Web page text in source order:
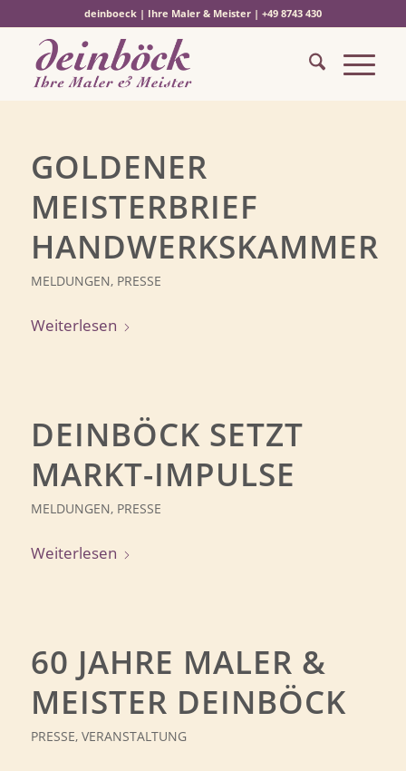
deinboeck | Ihre Maler & Meister | +49 8743 430
GOLDENER
MEISTERBRIEF
HANDWERKSKAMMER
MELDUNGEN, PRESSE
Weiterlesen
DEINBÖCK SETZT
MARKT-IMPULSE
MELDUNGEN, PRESSE
Weiterlesen
60 JAHRE MALER &
MEISTER DEINBÖCK
PRESSE, VERANSTALTUNG